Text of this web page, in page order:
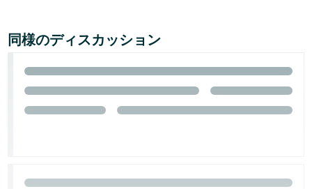
同様のディスカッション